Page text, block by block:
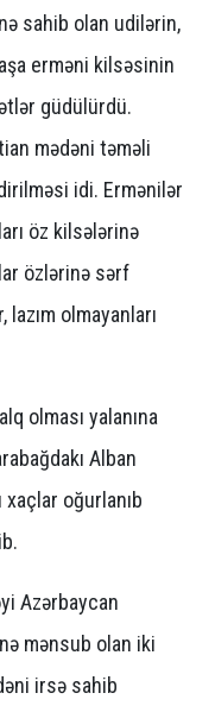
sahib olan udilərin,
erməni kilsəsinin
güdülürdü.
mədəni təməli
idi. Ermənilər
öz kilsələrinə
özlərinə sərf
olmayanları
olması yalanına
Alban
xaçlar oğurlanıb
Azərbaycan
mənsub olan iki
irsə sahib